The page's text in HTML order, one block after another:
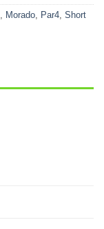
, Morado, Par4, Short